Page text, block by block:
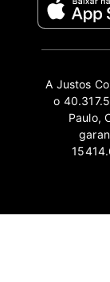
A Justos
o
Paulo,